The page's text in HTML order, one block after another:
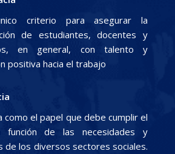
criterio para asegurar la
de estudiantes, docentes y
en general, con talento y
positiva hacia el trabajo
como el papel que debe cumplir el
función de las necesidades y
de los diversos sectores sociales.